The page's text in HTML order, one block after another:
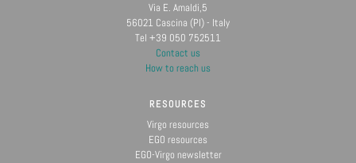
Via E. Amaldi,5
56021 Cascina (PI) - Italy
Tel +39 050 752511
Contact us
How to reach us
RESOURCES
Virgo resources
EGO resources
EGO-Virgo newsletter